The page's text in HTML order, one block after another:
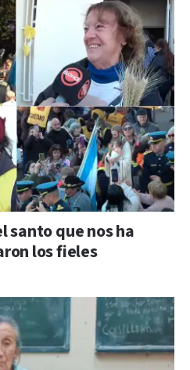
santo que nos ha
los fieles